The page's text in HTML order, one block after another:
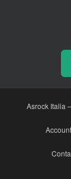
Asrock Italia